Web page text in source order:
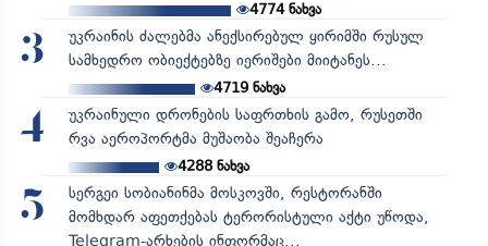
4774ნახვა
3
უკრაინის ძალებმა ანექსირებულ ყირიმში რუსულ
სამხედრო ობიექტებზე იერიშები მიიტანეს...
4719ნახვა
4
უკრაინული დრონების საფრთხის გამო, რუსეთში
რვა აეროპორტმა მუშაობა შეაჩერა
4288ნახვა
5
სერგეი სობიანინმა მოსკოვში, რესტორანში
მომხდარ აფეთქებას ტერორისტული აქტი უწოდა,
Telegram-არხების ინფორმაც...